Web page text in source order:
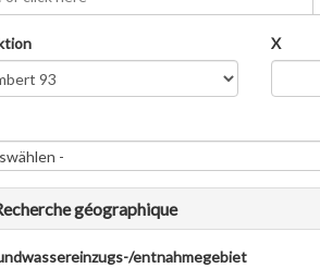
X
-
géographique
entnahmegebiet